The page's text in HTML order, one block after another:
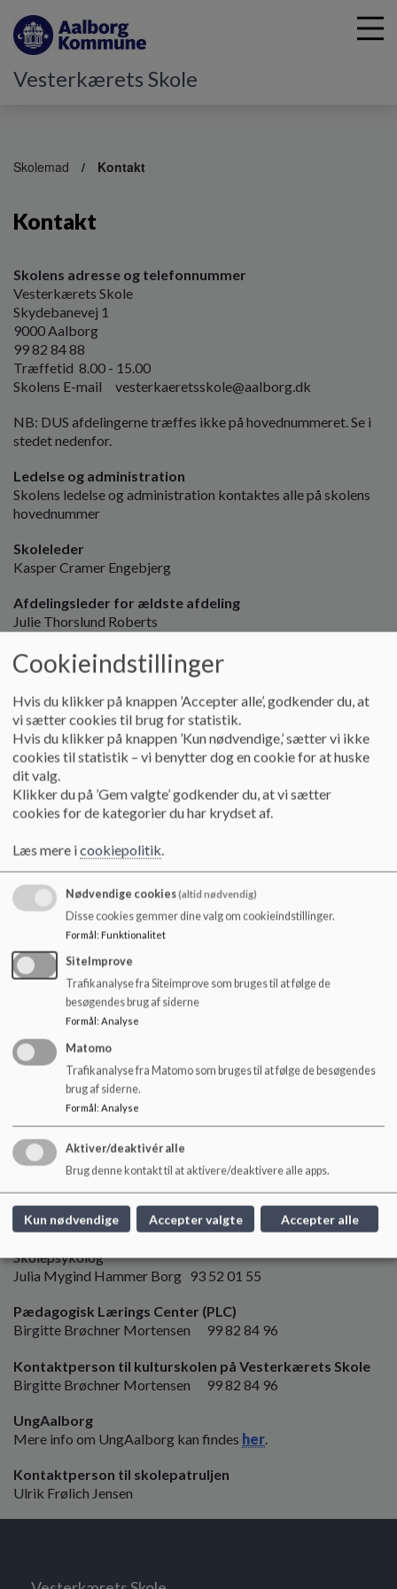
Vesterkærets Skole
Skolemad Kontakt
Kontakt
Skolens adresse og telefonnummer
Vesterkærets Skole
Skydebanevej 1
9000 Aalborg
99 82 84 88
Træffetid 8.00 - 15.00
Skolens E-mail vesterkaeretsskole@aalborg.dk
NB: DUS afdelingerne træffes ikke på hovednummeret. Se i
stedet nedenfor.
Ledelse og administration
Skolens ledelse og administration kontaktes alle på skolens
hovednummer
Skoleleder
Kasper Cramer Engebjerg
Afdelingsleder for ældste afdeling
Julie Thorslund Roberts
Souschef og DUS/yngsteleder
Mona Svejstrup Jensen
Sekretær
Mette Marie Brøndbjerg Djernæs
Teknisk serviceleder (Pedel)
Jesper Ekstrøm Brask
Kontorassistent
DUS
17:00
Lille DUS 25 59 77 61
Store DUS 25 59 77 62
Allergiafdelingen 25 59 77 61/62
Ungdommens Uddannselsesvejledning
Trine Møller de Gier (7.- 9. årgang) 25 20 45 03
Skolesundhedsplejerske
Trine Koldbro Madsen 31999353 kan også kontaktes
via Aula ellersundhedsvejen
Andreas Vandborg Larsen
Pædagogisk Psykologisk Rådgivning (PPR)
Skolepsykolog
Julia Mygind Hammer Borg 93 52 01 55
Pædagogisk Lærings Center (PLC)
Birgitte Brøchner Mortensen 99 82 84 96
Kontaktperson til kulturskolen på Vesterkærets Skole
Birgitte Brøchner Mortensen 99 82 84 96
UngAalborg
Mere info om UngAalborg kan findes her
Kontaktperson til skolepatruljen
Ulrik Frølich Jensen
Cookieindstillinger
Hvis du klikker på knappen ’Accepter alle’, godkender du, at
vi sætter cookies til brug for statistik.
Hvis du klikker på knappen ’Kun nødvendige,’ sætter vi ikke
cookies til statistik – vi benytter dog en cookie for at huske
dit valg.
Klikker du på ’Gem valgte’ godkender du, at vi sætter
cookies for de kategorier du har krydset af.
Læs mere icookiepolitik.
Nødvendige cookies(altid nødvendig)
Disse cookies gemmer dine valg om cookieindstillinger.
Formål: Funktionalitet
SiteImprove
Trafikanalyse fra Siteimprove som bruges til at følge de
besøgendes brug af siderne
Formål : Analyse
Matomo
Trafikanalyse fra Matomo som bruges til at følge de besøgendes
brug af siderne.
Formål: Analyse
Aktiver/deaktivér alle
Brug denne kontakt til at aktivere/deaktivere alle apps.
Kun nødvendige Accepter valgte Accepter alle